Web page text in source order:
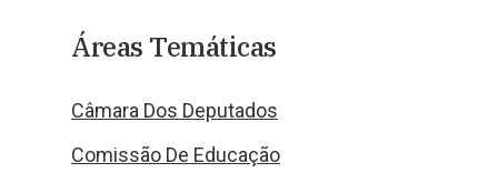
Áreas Temáticas
Câmara Dos Deputados
Comissão De Educação